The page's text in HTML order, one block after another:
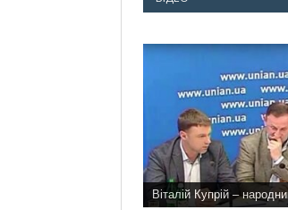
Віталій Купрій –